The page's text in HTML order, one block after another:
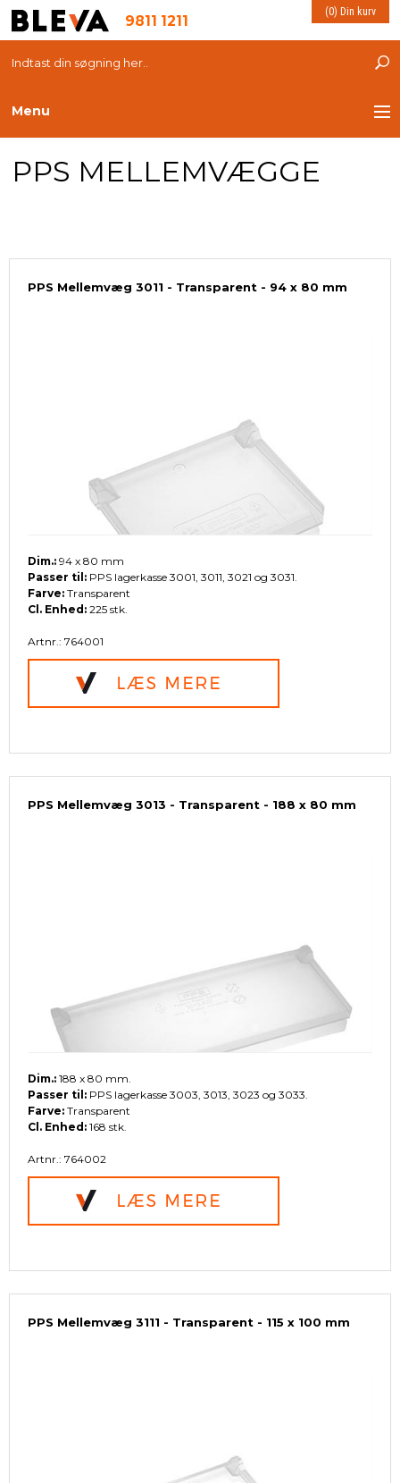
9811 1211 (0) Din kurv
Menu
TRANSPORT
LØFTEUDSTYR
PPS MELLEMVÆGGE
PPS Mellemvæg 3011 - Transparent - 94 x 80 mm
Dim.: 94 x 80 mm
Passer til: PPS lagerkasse 3001, 3011, 3021 og 3031.
Farve: Transparent
Cl. Enhed: 225 stk.
Artnr.: 764001
PPS Mellemvæg 3013 - Transparent - 188 x 80 mm
Dim.: 188 x 80 mm.
Passer til: PPS lagerkasse 3003, 3013, 3023 og 3033.
Farve: Transparent
Cl. Enhed: 168 stk.
Artnr.: 764002
PPS Mellemvæg 3111 - Transparent - 115 x 100 mm